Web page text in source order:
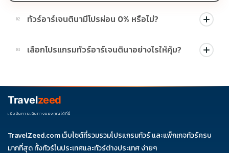
02 ทัวร์อาร์เจนตินามีโปรผ่อน 0% หรือไม่?
บางโปรแกรมมีโปรผ่อน 0% หรือโปรโมชั่นบัตรเครดิตตามเงื่อนไขที่
บริษัทกำหนด สามารถดูสัญลักษณ์โปรโมชั่นในรายการทัวร์แต่ละ
03 เลือกโปรแกรมทัวร์อาร์เจนตินาอย่างไรให้คุ้ม?
ช่วงราคา ไม่ควรเทียบจากราคาต่ำสุดเพียงอย่างเดียว
Travelzeed
เริ่มต้นการเดินทางของคุณได้ที่นี่
TravelZeed.com เว็บไซต์ที่รวมรวมโปรแกรมทัวร์ และแพ็กเกจทัวร์ครบ
มากที่สุด ทั้งทัวร์ในประเทศและทัวร์ต่างประเทศ ง่ายๆ